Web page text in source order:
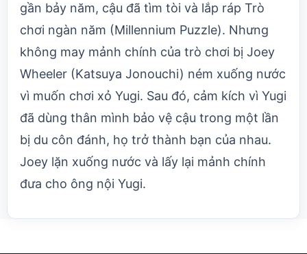
gần bảy năm, cậu đã tìm tòi và lắp ráp Trò
chơi ngàn năm (Millennium Puzzle). Nhưng
không may mảnh chính của trò chơi bị Joey
Wheeler (Katsuya Jonouchi) ném xuống nước
vì muốn chơi xỏ Yugi. Sau đó, cảm kích vì Yugi
đã dùng thân mình bảo vệ cậu trong một lần
bị du côn đánh, họ trở thành bạn của nhau.
Joey lặn xuống nước và lấy lại mảnh chính
đưa cho ông nội Yugi.